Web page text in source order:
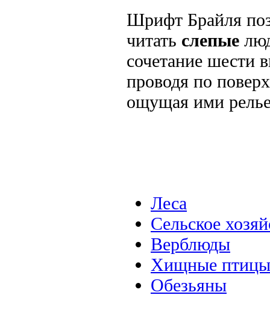
Шрифт Брайля
читать слепые
сочетание шести
проводя по
ощущая ими
Леса
Сельское
Верблюды
Хищные птицы
Обезьяны